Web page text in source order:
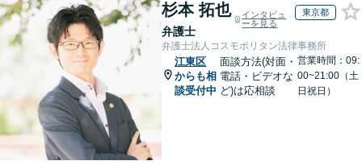
杉本 拓也
弁護士
インタビュ
ーを見る
東京都
弁護士法人コスモポリタン法律事務所
江東区
からも相
談受付中
面談方法(対面・
電話・ビデオな
ど)は応相談
営業時間：09:
00~21:00（土
日祝日）